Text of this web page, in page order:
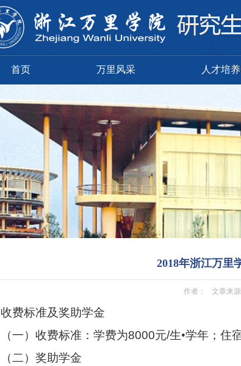
首页 万里风采 人才培养
2018年浙江万里
作者： 文章来源
收费标准及奖助学金
（一）收费标准：学费为8000元/生•学年；住
（二）奖助学金